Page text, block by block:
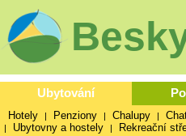
Ubytování
Hotely | Penziony | Chalupy |
| Ubytovny a hostely | Rekreační